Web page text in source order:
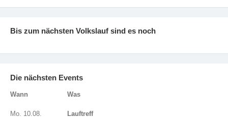
Bis zum nächsten Volkslauf sind es noch
Die nächsten Events
Wann Was
Mo. 10.08.
Lauftreff